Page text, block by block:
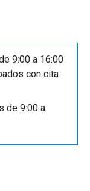
9:00 a 16:00
con cita
de 9:00 a